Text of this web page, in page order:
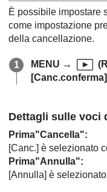
È possibile impostare
come impostazione
della cancellazione.
MENU → (
[Canc.conferma]
Dettagli sulle voci
Prima"Cancella":
[Canc.] è selezionato
Prima"Annulla":
[Annulla] è